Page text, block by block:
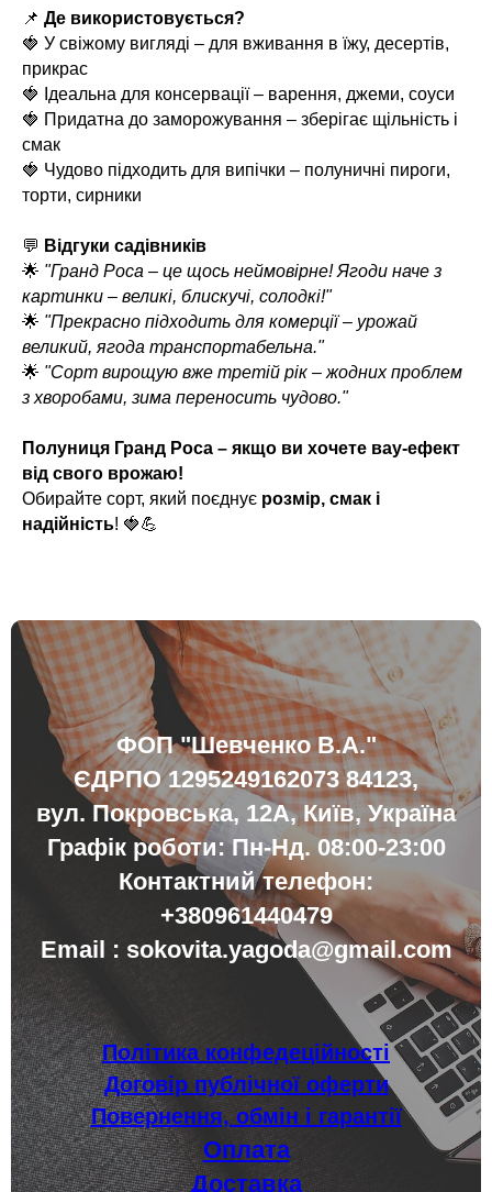
📌 Де використовується?
🍓 У свіжому вигляді – для вживання в їжу, десертів,
прикрас
🍓 Ідеальна для консервації – варення, джеми, соуси
🍓 Придатна до заморожування – зберігає щільність і
смак
🍓 Чудово підходить для випічки – полуничні пироги,
торти, сирники
💬 Відгуки садівників
🌟 "Гранд Роса – це щось неймовірне! Ягоди наче з
картинки – великі, блискучі, солодкі!"
🌟 "Прекрасно підходить для комерції – урожай
великий, ягода транспортабельна."
🌟 "Сорт вирощую вже третій рік – жодних проблем
з хворобами, зима переносить чудово."
Полуниця Гранд Роса – якщо ви хочете вау-ефект
від свого врожаю!
Обирайте сорт, який поєднує розмір, смак і
надійність! 🍓💪
ФОП"Шевченко В.А."
ЄДРПО1295249162073 84123,
вул. Покровська, 12А, Київ, Україна
Графік роботи: Пн-Нд. 08:00-23:00
Контактний телефон:
+380961440479
Email : sokovita.yagoda@gmail.com
Політика конфедеційності
Договір публічної оферти
Повернення, обмін і гарантії
Оплата
Доставка